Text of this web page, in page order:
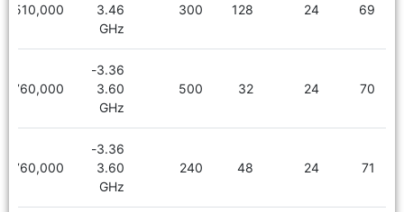
69
24
128
300
3.46
GHz
3,510,000
70
24
32
500
3.36-
3.60
GHz
2,760,000
71
24
48
240
3.36-
3.60
GHz
2,760,000